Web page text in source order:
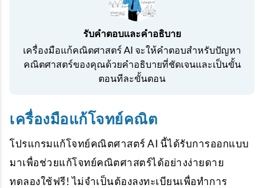
รับคำตอบและคำอธิบาย
เครื่องมือแก้คณิตศาสตร์ AI จะให้คำตอบสำหรับปัญหา
คณิตศาสตร์ของคุณด้วยคำอธิบายที่ชัดเจนและเป็นขั้น
ตอนทีละขั้นตอน
เครื่องมือแก้โจทย์คณิต
โปรแกรมแก้โจทย์คณิตศาสตร์ AI นี้ได้รับการออกแบบ
มาเพื่อช่วยแก้โจทย์คณิตศาสตร์ได้อย่างง่ายดาย
ทดลองใช้ฟรี! ไม่จำเป็นต้องลงทะเบียนเพื่อทำการ